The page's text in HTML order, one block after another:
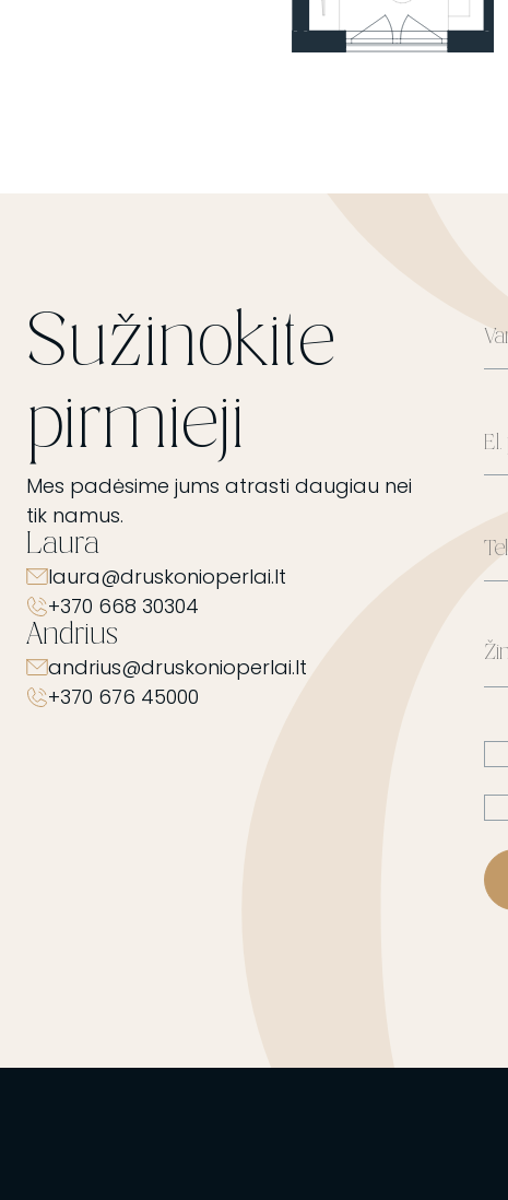
Sužinokite
pirmieji
Mes padėsime jums atrasti daugiau nei
tik namus.
Laura
laura@druskonioperlai.lt
+370 668 30304
Andrius
andrius@druskonioperlai.lt
+370 676 45000